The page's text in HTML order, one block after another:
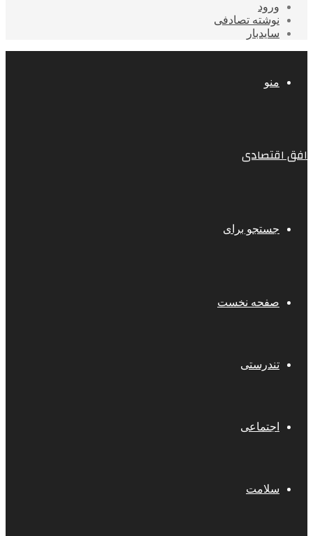
ورود
نوشته تصادفی
سایدبار
منو
افق اقتصادی
جستجو برای
صفحه نخست
تندرستی
اجتماعی
سلامت